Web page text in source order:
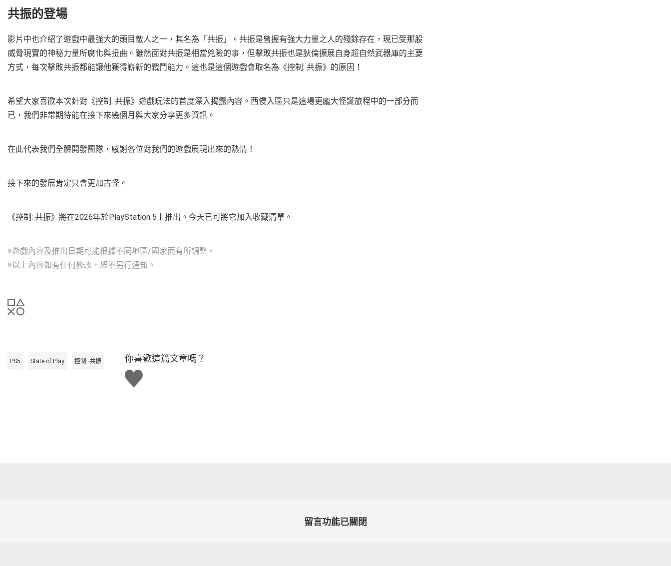
共振的登場
影片中也介紹了遊戲中最強大的頭目敵人之一，其名為「共振」。共振是曾握有強大力量之人的殘餘存在，現已受那股
威脅現實的神秘力量所腐化與扭曲。雖然面對共振是相當兇險的事，但擊敗共振也是狄倫擴展自身超自然武器庫的主要
方式，每次擊敗共振都能讓他獲得嶄新的戰鬥能力。這也是這個遊戲會取名為《控制: 共振》的原因！
希望大家喜歡本次針對《控制: 共振》遊戲玩法的首度深入揭露內容。西侵入區只是這場更龐大怪誕旅程中的一部分而
已，我們非常期待能在接下來幾個月與大家分享更多資訊。
在此代表我們全體開發團隊，感謝各位對我們的遊戲展現出來的熱情！
接下來的發展肯定只會更加古怪。
《控制: 共振》將在2026年於PlayStation 5上推出。今天已可將它加入收藏清單。
※遊戲內容及推出日期可能根據不同地區/國家而有所調整。
※以上內容如有任何修改，恕不另行通知。
PS5 State of Play 控制: 共振
你喜歡這篇文章嗎？
讚
留言功能已關閉